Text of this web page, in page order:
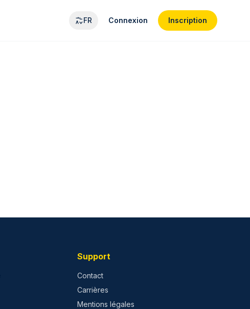
FR Connexion Inscription
Support
Contact
Carrières
Mentions légales